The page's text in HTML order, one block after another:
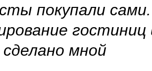
покупали сами.
мной